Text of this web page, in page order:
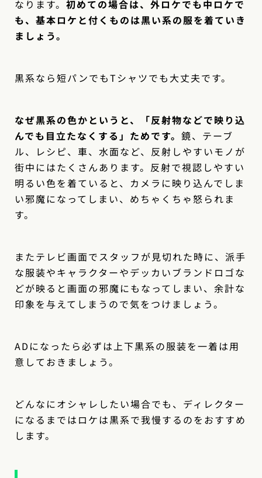
なります。 初めての場合は、外ロケでも中ロケで
も、基本ロケと付くものは黒い系の服を着ていき
ましょう。
黒系なら短パンでもTシャツでも大丈夫です。
なぜ黒系の色かというと、「反射物などで映り込
んでも目立たなくする」ためです。 鏡、テーブ
ル、レシピ、車、水面など、反射しやすいモノが
街中にはたくさんあります。反射で視認しやすい
明るい色を着ていると、カメラに映り込んでしま
い邪魔になってしまい、めちゃくちゃ怒られま
す。
またテレビ画面でスタッフが見切れた時に、派手
な服装やキャラクターやデッカいブランドロゴな
どが映ると画面の邪魔にもなってしまい、余計な
印象を与えてしまうので気をつけましょう。
ADになったら必ずは上下黒系の服装を一着は用
意しておきましょう。
どんなにオシャレしたい場合でも、ディレクター
になるまではロケは黒系で我慢するのをおすすめ
します。